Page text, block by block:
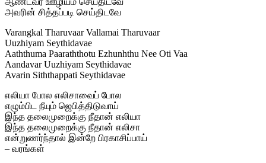
அவரின் சித்தப்படி செய்திடவே
Varangkal Tharuvaar Vallamai Tharuvaar
Uuzhiyam Seythidavae
Aaththuma Paaraththotu Ezhunhthu Nee Oti Vaa
Aandavar Uuzhiyam Seythidavae
Avarin Siththappati Seythidavae
எலியா போல எலிசாவைப் போல
எழும்பிட நீயும் ஜெபித்திடுவாய்
இந்த தலைமுறைக்கு நீதான் எலியா
இந்த தலைமுறைக்கு நீதான் எலிசா
என்றுணர்ந்தால் இன்றே பிரகாசிப்பாய்
– வரங்கள்